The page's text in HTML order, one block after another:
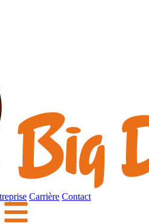
Carrière Contact